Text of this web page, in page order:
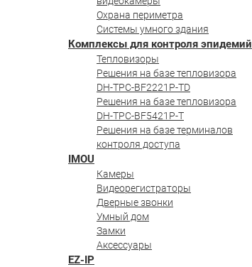
Охрана периметра
Системы умного здания
Комплексы для контроля эпидемий
Тепловизоры
Решения на базе тепловизора
DH-TPC-BF2221P-TD
Решения на базе тепловизора
DH-TPC-BF5421P-T
Решения на базе терминалов
контроля доступа
IMOU
Камеры
Видеорегистраторы
Дверные звонки
Умный дом
Замки
Аксессуары
EZ-IP